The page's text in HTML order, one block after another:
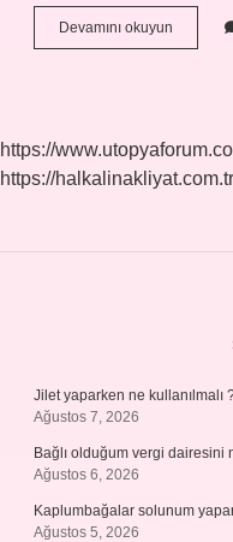
Devamını okuyun
Çıyan
https://
https://halkalinakliyat.com.tr
Jilet yaparken ne kullanılmalı
Ağustos 7, 2026
Bağlı olduğum vergi dairesini
Ağustos 6, 2026
Kaplumbağalar solunum
Ağustos 5, 2026